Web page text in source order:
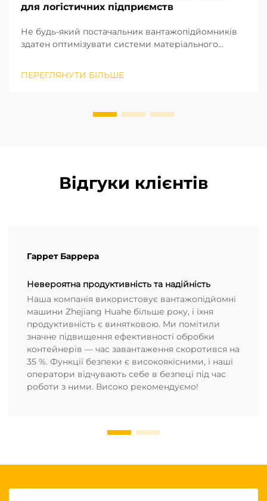
для логістичних підприємств
Не будь-який постачальник вантажопідйомників
здатен оптимізувати системи матеріального
з нашого багаторічного досвіду реалізації
ПЕРЕГЛЯНУТИ БІЛЬШЕ
Відгуки клієнтів
Гаррет Баррера
Невероятна продуктивність та надійність
Наша компанія використовує вантажопідйомні
машини Zhejiang Huahe більше року, і їхня
продуктивність є винятковою. Ми помітили
значне підвищення ефективності обробки
контейнерів — час завантаження скоротився на
35 %. Функції безпеки є високоякісними, і наші
оператори відчувають себе в безпеці під час
роботи з ними. Високо рекомендуємо!